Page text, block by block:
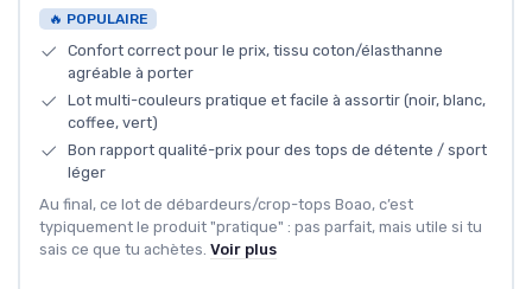
🔥 POPULAIRE
Confort correct pour le prix, tissu coton/élasthanne
agréable à porter
Lot multi-couleurs pratique et facile à assortir (noir, blanc,
coffee, vert)
Bon rapport qualité-prix pour des tops de détente / sport
léger
Au final, ce lot de débardeurs/crop-tops Boao, c’est
typiquement le produit "pratique" : pas parfait, mais utile si tu
sais ce que tu achètes. Voir plus